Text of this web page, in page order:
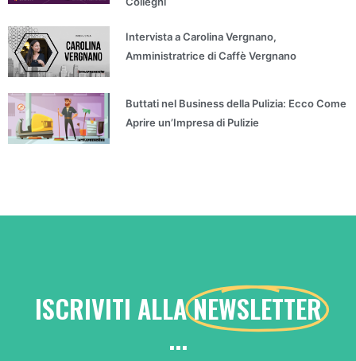
Intervista a Carolina Vergnano,
Amministratrice di Caffè Vergnano
Buttati nel Business della Pulizia: Ecco Come
Aprire un’Impresa di Pulizie
ISCRIVITI ALLANEWSLETTER
...